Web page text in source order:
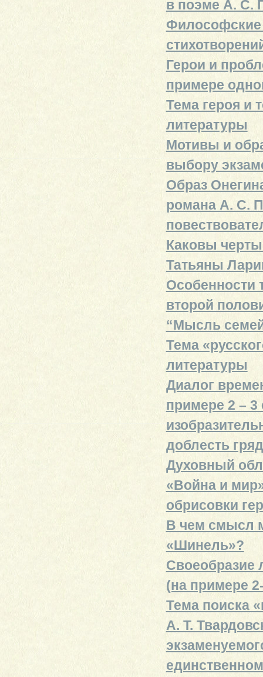
в поэме А. С.
Философские
Герои и
примере
Тема героя и
литературы
Мотивы и
выбору
Образ
романа А. С.
Каковы
Татьяны
Особенности
второй
“Мысль
Тема
литературы
Диалог
примере 2 – 3
доблесть
Духовный
«Война и
обрисовки
В чем смысл
«Шинель»?
Своеобразие
(на примере
Тема поиска
А. Т.